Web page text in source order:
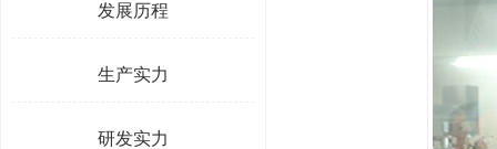
发展历程
生产实力
研发实力